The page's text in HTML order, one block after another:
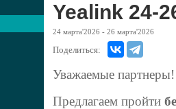
Yealink 24-
24 марта'2026 - 26 марта'2026
Поделиться:
Уважаемые партнеры!
Предлагаем пройти